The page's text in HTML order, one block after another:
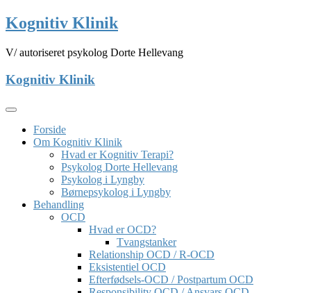
Skip
to
Kognitiv Klinik
V/ autoriseret psykolog Dorte Hellevang
Kognitiv Klinik
Forside
Om Kognitiv Klinik
Hvad er Kognitiv Terapi?
Psykolog Dorte Hellevang
Psykolog i Lyngby
Børnepsykolog i Lyngby
Behandling
OCD
Hvad er OCD?
Tvangstanker
Relationship OCD / R-OCD
Eksistentiel OCD
Efterfødsels-OCD / Postpartum OCD